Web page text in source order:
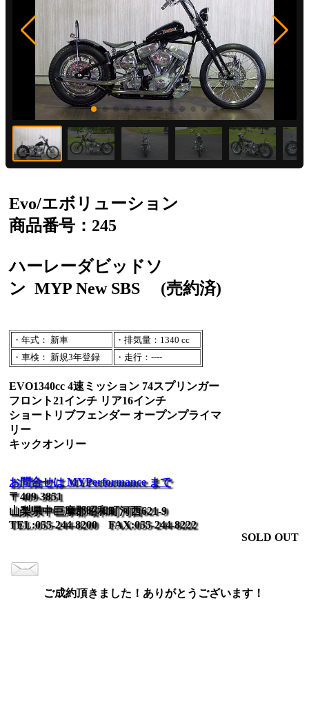
Evo/エボリューション
商品番号：245
ハーレーダビッドソ
ン MYP New SBS (売約済)
・年式： 新車
・排気量：1340 cc
・車検： 新規3年登録
・走行：----
EVO1340cc 4速ミッション 74スプリンガー
フロント21インチ リア16インチ
ショートリブフェンダー オープンプライマ
リー
キックオンリー
お問合せは MYPerformance まで
〒409-3851
山梨県中巨摩郡昭和町河西621-9
TEL:055-244-8200 FAX:055-244-8222
SOLD OUT
ご成約頂きました！ありがとうございます！